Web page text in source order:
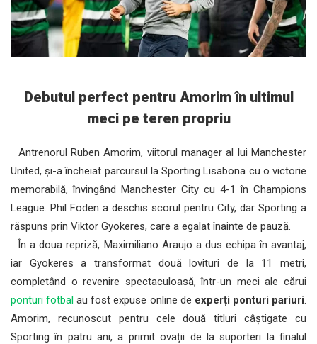
Debutul perfect pentru Amorim în ultimul
meci pe teren propriu
Antrenorul Ruben Amorim, viitorul manager al lui Manchester
United, și-a încheiat parcursul la Sporting Lisabona cu o victorie
memorabilă, învingând Manchester City cu 4-1 în Champions
League. Phil Foden a deschis scorul pentru City, dar Sporting a
răspuns prin Viktor Gyokeres, care a egalat înainte de pauză.
În a doua repriză, Maximiliano Araujo a dus echipa în avantaj,
iar Gyokeres a transformat două lovituri de la 11 metri,
completând o revenire spectaculoasă, într-un meci ale cărui
ponturi fotbal au fost expuse online de experți ponturi pariuri.
Amorim, recunoscut pentru cele două titluri câștigate cu
Sporting în patru ani, a primit ovații de la suporteri la finalul